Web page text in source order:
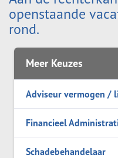
openstaande
rond.
Meer Keuzes
Adviseur vermogen /
Financieel
Schadebehandelaar